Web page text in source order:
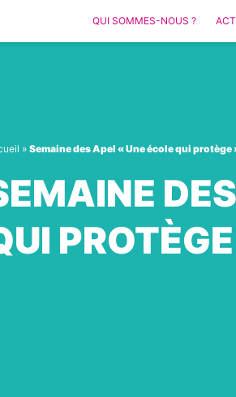
QUI SOMMES-NOUS ?
» Semaine des Apel « Une école qui protège